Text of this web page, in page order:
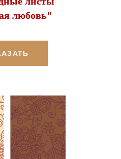
любовь"